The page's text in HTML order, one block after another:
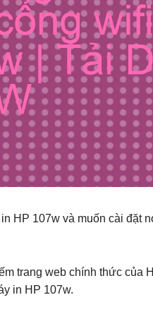
HP 107w và muốn cài đặt
trang web chính thức của
in HP 107w.